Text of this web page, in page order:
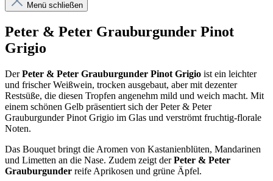
Menü schließen
Peter & Peter Grauburgunder Pinot
Grigio
DerPeter & Peter Grauburgunder Pinot Grigio ist ein leichter
und frischer Weißwein, trocken ausgebaut, aber mit dezenter
Restsüße, die diesen Tropfen angenehm mild und weich macht. Mit
einem schönen Gelb präsentiert sich der Peter & Peter
Grauburgunder Pinot Grigio im Glas und verströmt fruchtig-florale
Noten.
Das Bouquet bringt die Aromen von Kastanienblüten, Mandarinen
und Limetten an die Nase. Zudem zeigt derPeter & Peter
Grauburgunder reife Aprikosen und grüne Äpfel.